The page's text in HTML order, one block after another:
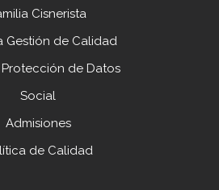
Cisnerista
Gestión de Calidad
de Datos
Social
Admisiones
de Calidad